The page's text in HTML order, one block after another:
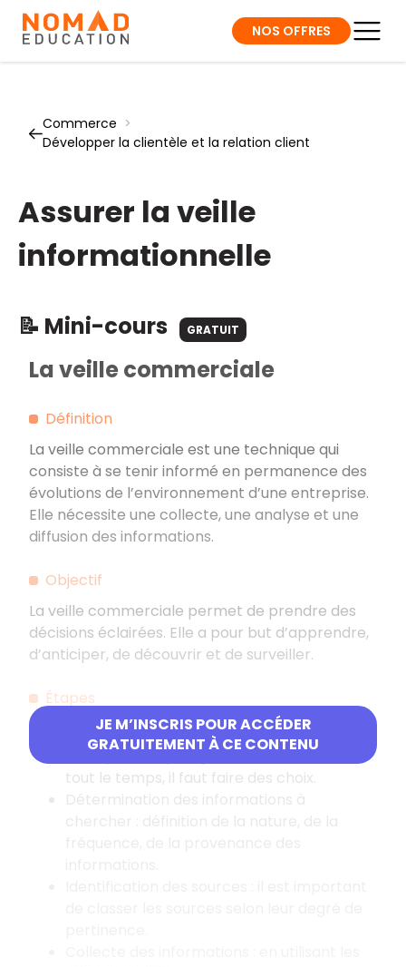
NOS OFFRES
Commerce >
Développer la clientèle et la relation client
Assurer la veille
informationnelle
📝 Mini-cours GRATUIT
JE M’INSCRIS POUR ACCÉDER
GRATUITEMENT À CE CONTENU
La veille commerciale
Définition
La veille commerciale est une technique qui
consiste à se tenir informé en permanence des
évolutions de l’environnement d’une entreprise.
Elle nécessite une collecte, une analyse et une
diffusion des informations.
Objectif
La veille commerciale permet de prendre des
décisions éclairées. Elle a pour but d’apprendre,
d’anticiper, de découvrir et de surveiller.
Étapes
Définition des axes de surveillance : une
entreprise ne peut jamais tout surveiller,
tout le temps, il faut faire des choix.
Détermination des informations à